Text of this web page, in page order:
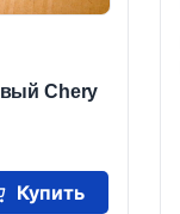
Chery
Купить